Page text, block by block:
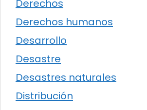
Derechos
Derechos humanos
Desarrollo
Desastre
Desastres naturales
Distribución